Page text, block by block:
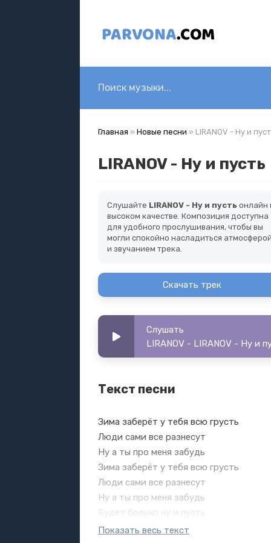
Главная » Новые песни » LIRANOV - Ну и
LIRANOV - Ну и пусть
Слушайте LIRANOV - Ну и пусть онлайн
высоком качестве. Композиция доступна
для удобного прослушивания, чтобы вы
могли спокойно насладиться
и звучанием трека.
Скачать трек
Слушать
LIRANOV - LIRANOV - Ну и
Текст песни
Зима заберёт у тебя всю грусть
Люди сами все разнесут
Ну а ты про меня забудь
Зима заберёт у тебя всю грусть
Люди сами все разнесут
Ну а ты про меня забудь
Будет больно ну и пусть
Заберу у тебя всю грусть
Показать весь текст